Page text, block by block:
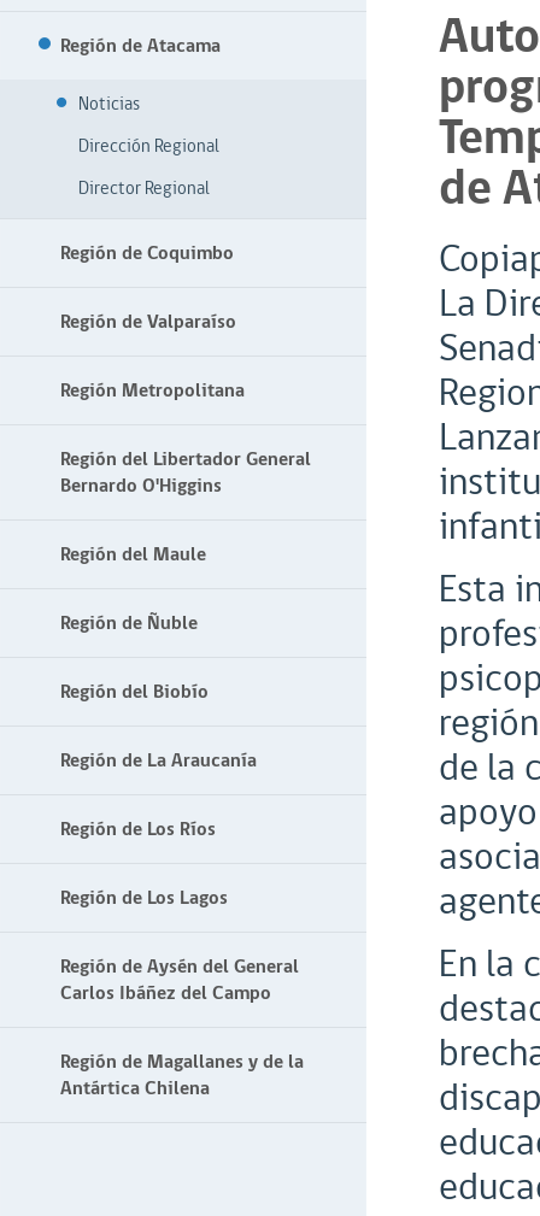
Región de Atacama
Noticias
Dirección Regional
Director Regional
Región de Coquimbo
Región de Valparaíso
Región Metropolitana
Región del Libertador General
Bernardo O'Higgins
Región del Maule
Región de Ñuble
Región del Biobío
Región de La Araucanía
Región de Los Ríos
Región de Los Lagos
Región de Aysén del General
Carlos Ibáñez del Campo
Región de Magallanes y de la
Antártica Chilena
de
La
Esta
de la
En la